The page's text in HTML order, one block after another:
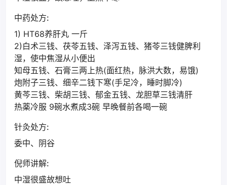
中药处方:
1) HT68养肝丸 一斤
2)白术三钱、茯苓五钱、泽泻五钱、猪苓三钱健脾利
湿，使中焦湿从小便出
知母五钱、石膏三两上热(面红热，脉洪大数，易饿)
炮附子三钱、细辛二钱下寒(手足冷，睡时脚冷)
黄芩三钱、柴胡三钱、郁金五钱、龙胆草三钱清肝
热薬冷服 9碗水煮成3碗 早晚餐前各喝一碗
针灸处方:
委中、阴谷
倪师讲解:
中湿很盛故想吐